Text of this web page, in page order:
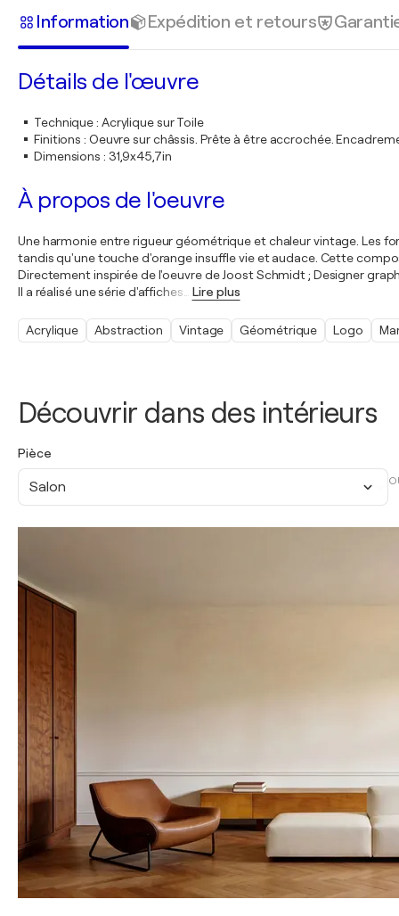
Découvrir dans des intérieurs
Pièce
Salon
Information Expédition et retours
Détails de l'œuvre
Technique: Acrylique sur Toile
Finitions : Oeuvre sur châssis. Prête à être accrochée.
Dimensions : 31,9x45,7in
À propos de l'oeuvre
Une harmonie entre rigueur géométrique et chaleur vintage. Les
tandis qu'une touche d'orange insuffle vie et audace. Cette
Directement inspirée de l'oeuvre de Joost Schmidt ; Designer
Il a réalisé une série d'affiches
Lire plus
Acrylique Abstraction Vintage Géométrique Logo